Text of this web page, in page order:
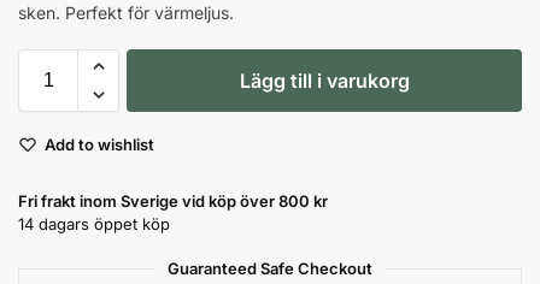
sken. Perfekt för värmeljus.
Lägg till i varukorg
Add to wishlist
Fri frakt inom Sverige vid köp över 800 kr
14 dagars öppet köp
Guaranteed Safe Checkout